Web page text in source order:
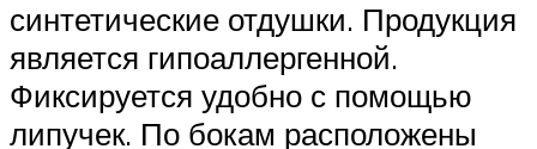
синтетические отдушки. Продукция
является гипоаллергенной.
Фиксируется удобно с помощью
липучек. По бокам расположены